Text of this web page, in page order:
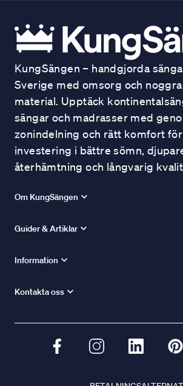
KungSängen – handgjorda
Sverige med omsorg och
material. Upptäck
sängar och madrasser med
zonindelning och rätt komfort
investering i bättre sömn,
återhämtning och långvarig
Om KungSängen
Guider & Artiklar
Information
Kontakta oss